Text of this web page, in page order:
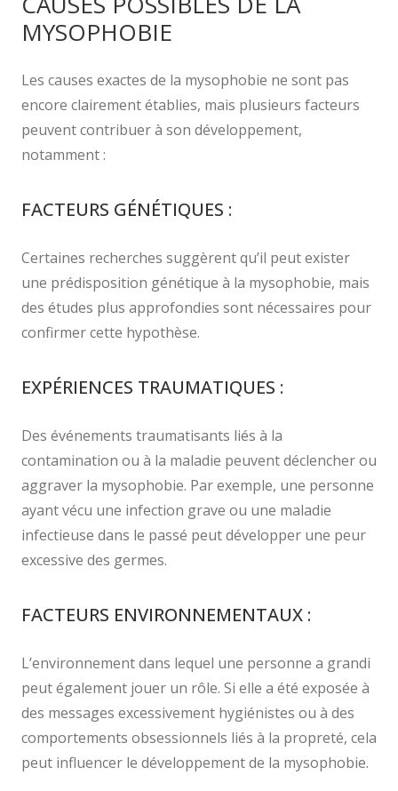
MYSOPHOBIE
Les causes exactes de la mysophobie ne sont pas
encore clairement établies, mais plusieurs facteurs
peuvent contribuer à son développement,
notamment :
FACTEURS GÉNÉTIQUES :
Certaines recherches suggèrent qu’il peut exister
une prédisposition génétique à la mysophobie, mais
des études plus approfondies sont nécessaires pour
confirmer cette hypothèse.
EXPÉRIENCES TRAUMATIQUES :
Des événements traumatisants liés à la
contamination ou à la maladie peuvent déclencher ou
aggraver la mysophobie. Par exemple, une personne
ayant vécu une infection grave ou une maladie
infectieuse dans le passé peut développer une peur
excessive des germes.
FACTEURS ENVIRONNEMENTAUX :
L’environnement dans lequel une personne a grandi
peut également jouer un rôle. Si elle a été exposée à
des messages excessivement hygiénistes ou à des
comportements obsessionnels liés à la propreté, cela
peut influencer le développement de la mysophobie.